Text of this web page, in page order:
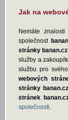
Jak na
Nemáte
společnost
stránky banan.cz
služby a
službu pro
webových
stránky banan.cz
stránek
společnosti.